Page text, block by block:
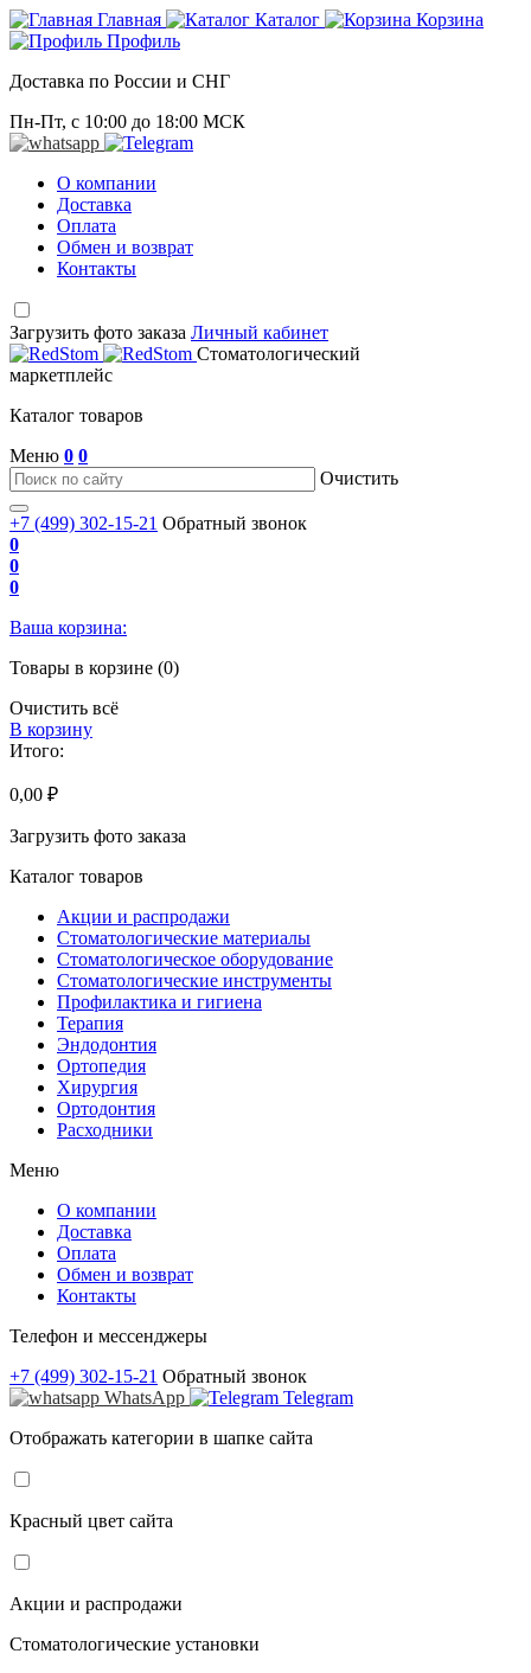
Главная Каталог
Корзина
Профиль
Доставка по России и СНГ
Пн-Пт, с 10:00 до 18:00 МСК
О компании
Доставка
Оплата
Обмен и возврат
Контакты
Загрузить фото заказа Личный кабинет
Стоматологический
маркетплейс
Каталог товаров
Меню 0 0
Очистить
+7 (499) 302-15-21 Обратный звонок
0
0
0
Ваша корзина:
Товары в корзине (0)
Очистить всё
В корзину
Итого:
0,00 ₽
Загрузить фото заказа
Каталог товаров
Акции и распродажи
Стоматологические материалы
Стоматологическое оборудование
Стоматологические инструменты
Профилактика и гигиена
Терапия
Эндодонтия
Ортопедия
Хирургия
Ортодонтия
Расходники
Меню
О компании
Доставка
Оплата
Обмен и возврат
Контакты
Телефон и мессенджеры
+7 (499) 302-15-21 Обратный звонок
WhatsApp
Telegram
Отображать категории в шапке сайта
Красный цвет сайта
Акции и распродажи
Стоматологические установки